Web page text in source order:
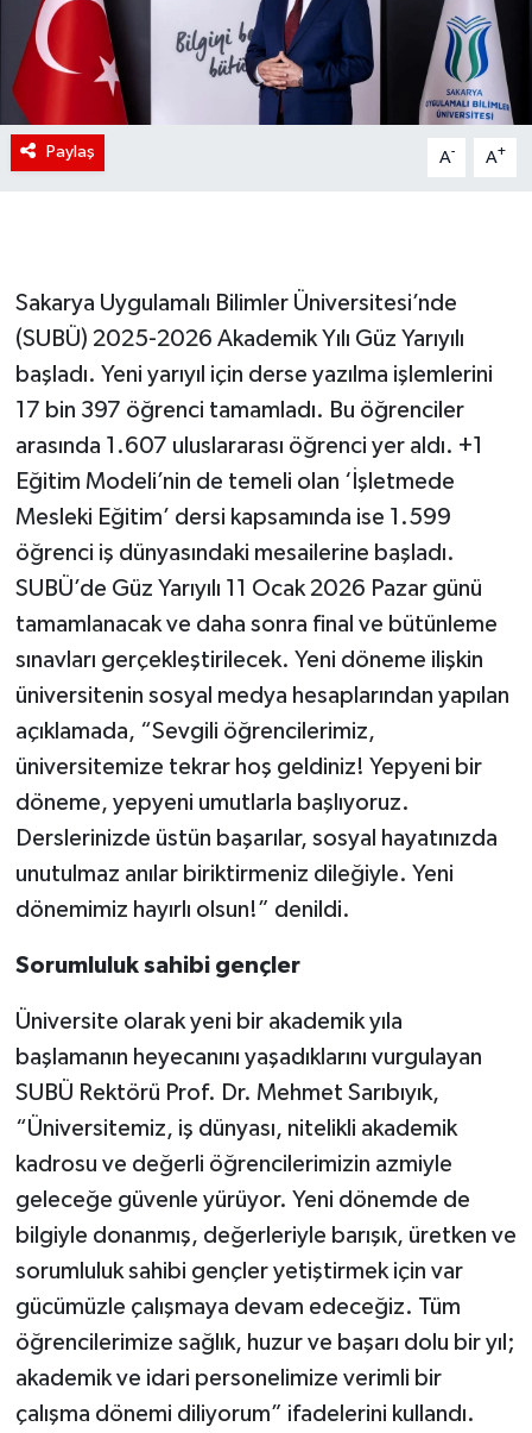
Paylaş A- A+
Sakarya Uygulamalı Bilimler Üniversitesi’nde
(SUBÜ) 2025-2026 Akademik Yılı Güz Yarıyılı
başladı. Yeni yarıyıl için derse yazılma işlemlerini
17 bin 397 öğrenci tamamladı. Bu öğrenciler
arasında 1.607 uluslararası öğrenci yer aldı. +1
Eğitim Modeli’nin de temeli olan ‘İşletmede
Mesleki Eğitim’ dersi kapsamında ise 1.599
öğrenci iş dünyasındaki mesailerine başladı.
SUBÜ’de Güz Yarıyılı 11 Ocak 2026 Pazar günü
tamamlanacak ve daha sonra final ve bütünleme
sınavları gerçekleştirilecek. Yeni döneme ilişkin
üniversitenin sosyal medya hesaplarından yapılan
açıklamada, “Sevgili öğrencilerimiz,
üniversitemize tekrar hoş geldiniz! Yepyeni bir
döneme, yepyeni umutlarla başlıyoruz.
Derslerinizde üstün başarılar, sosyal hayatınızda
unutulmaz anılar biriktirmeniz dileğiyle. Yeni
dönemimiz hayırlı olsun!” denildi.
Sorumluluk sahibi gençler
Üniversite olarak yeni bir akademik yıla
başlamanın heyecanını yaşadıklarını vurgulayan
SUBÜ Rektörü Prof. Dr. Mehmet Sarıbıyık,
“Üniversitemiz, iş dünyası, nitelikli akademik
kadrosu ve değerli öğrencilerimizin azmiyle
geleceğe güvenle yürüyor. Yeni dönemde de
bilgiyle donanmış, değerleriyle barışık, üretken ve
sorumluluk sahibi gençler yetiştirmek için var
gücümüzle çalışmaya devam edeceğiz. Tüm
öğrencilerimize sağlık, huzur ve başarı dolu bir yıl;
akademik ve idari personelimize verimli bir
çalışma dönemi diliyorum” ifadelerini kullandı.